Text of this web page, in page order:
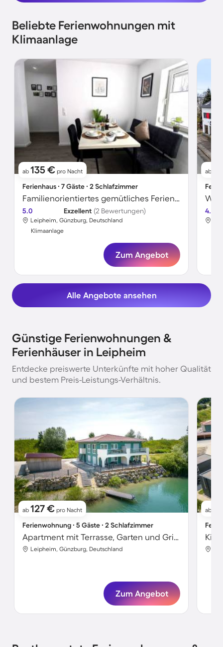
Beliebte Ferienwohnungen mit
Klimaanlage
ab 135 € pro Nacht
Ferienhaus ∙ 7 Gäste ∙ 2 Schlafzimmer
Familienorientiertes gemütliches Ferienhaus mit Terrasse
5.0 Exzellent (2 Bewertungen)
Leipheim, Günzburg, Deutschland
Klimaanlage
Zum Angebot
ab
4.0
Alle Angebote ansehen
Günstige Ferienwohnungen &
Ferienhäuser in Leipheim
Entdecke preiswerte Unterkünfte mit hoher Qualität
und bestem Preis-Leistungs-Verhältnis.
ab 127 € pro Nacht
Ferienwohnung ∙ 5 Gäste ∙ 2 Schlafzimmer
Apartment mit Terrasse, Garten und Grill | Wasserblick
Leipheim, Günzburg, Deutschland
Zum Angebot
ab